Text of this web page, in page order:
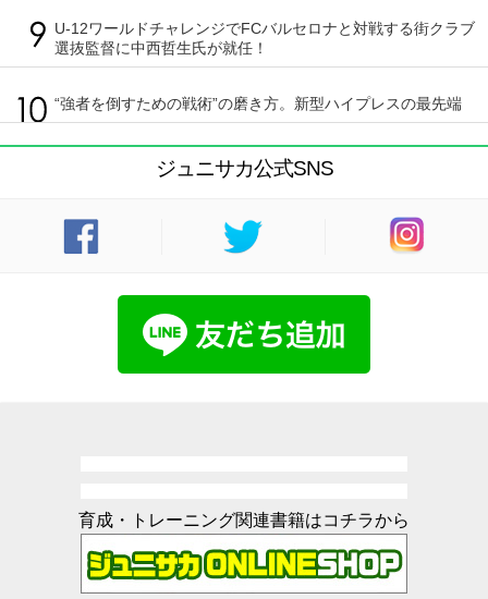
U-12ワールドチャレンジでFCバルセロナと対戦する街クラブ
選抜監督に中西哲生氏が就任！
“強者を倒すための戦術”の磨き方。新型ハイプレスの最先端
ジュニサカ公式SNS
育成・トレーニング関連書籍はコチラから